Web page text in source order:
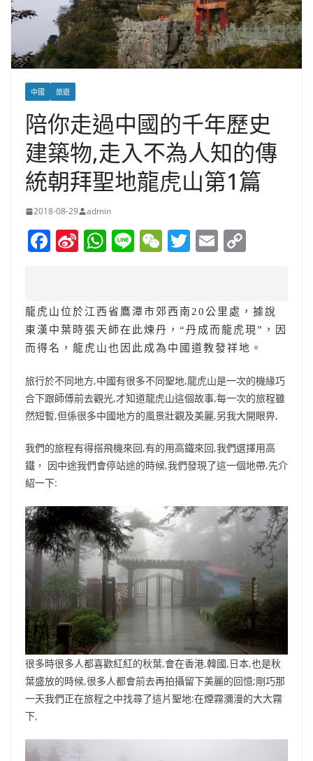
中國 旅遊
陪你走過中國的千年歷史
建築物,走入不為人知的傳
統朝拜聖地龍虎山第1篇
2018-08-29 admin
F
e
b
o
o
k
Si
W
ei
b
o
W
s
A
p
p
Li W
h
at
T
er
E
l y
Li
n
k
龍虎山位於江西省鷹潭市郊西南20公里處，據說
東漢中葉時張天師在此煉丹，“丹成而龍虎現”，因
而得名，龍虎山也因此成為中國道教發祥地。
旅行於不同地方,中國有很多不同聖地,龍虎山是一次的機緣巧
合下跟師傅前去觀光,才知道龍虎山這個故事,每一次的旅程雖
然短暫,但係很多中國地方的風景壯觀及美麗,另我大開眼畀,
我們的旅程有得搭飛機來回,有的用高鐵來回,我們選擇用高
鐵， 因中途我們會停站途的時候,我們發現了這一個地帶,先介
紹一下:
很多時很多人都喜歡紅紅的秋葉,會在香港,韓國,日本,也是秋
葉盛放的時候,很多人都會前去再拍攝留下美麗的回憶;剛巧那
一天我們正在旅程之中找尋了這片聖地:在煙霧瀰漫的大大霧
下,